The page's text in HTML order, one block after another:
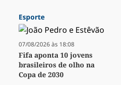
Esporte
07/08/2026 às 18:08
Fifa aponta 10 jovens
brasileiros de olho na
Copa de 2030